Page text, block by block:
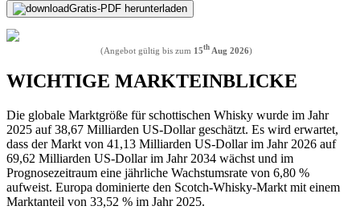
Gratis-PDF herunterladen
(Angebot gültig bis zum 15thAug 2026)
WICHTIGE MARKTEINBLICKE
Die globale Marktgröße für schottischen Whisky wurde im Jahr
2025 auf 38,67 Milliarden US-Dollar geschätzt. Es wird erwartet,
dass der Markt von 41,13 Milliarden US-Dollar im Jahr 2026 auf
69,62 Milliarden US-Dollar im Jahr 2034 wächst und im
Prognosezeitraum eine jährliche Wachstumsrate von 6,80 %
aufweist. Europa dominierte den Scotch-Whisky-Markt mit einem
Marktanteil von 33,52 % im Jahr 2025.